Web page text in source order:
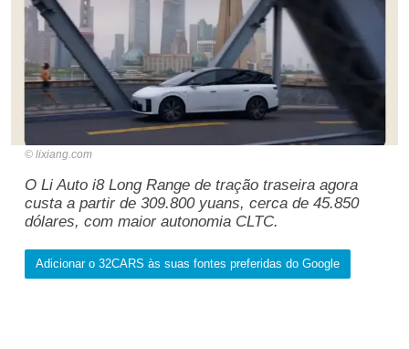
lixiang.com
O Li Auto i8 Long Range de tração traseira agora
custa a partir de 309.800 yuans, cerca de 45.850
dólares, com maior autonomia CLTC.
Adicionar o 32CARS às suas fontes preferidas do Google